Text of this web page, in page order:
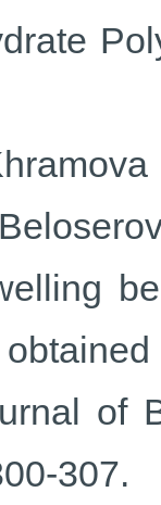
of
307.